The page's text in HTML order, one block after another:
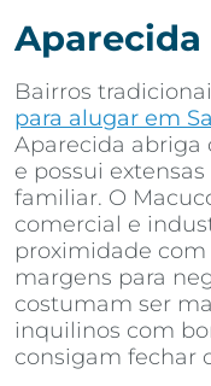
Aparecida
Bairros
para alugar em
Aparecida abriga
e possui
familiar. O
comercial e
proximidade com
margens para
costumam ser
inquilinos com
consigam fechar